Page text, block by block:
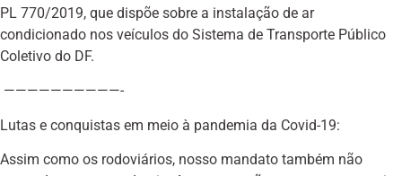
PL 770/2019, que dispõe sobre a instalação de ar
condicionado nos veículos do Sistema de Transporte Público
Coletivo do DF.
——————————-
Lutas e conquistas em meio à pandemia da Covid-19:
Assim como os rodoviários, nosso mandato também não